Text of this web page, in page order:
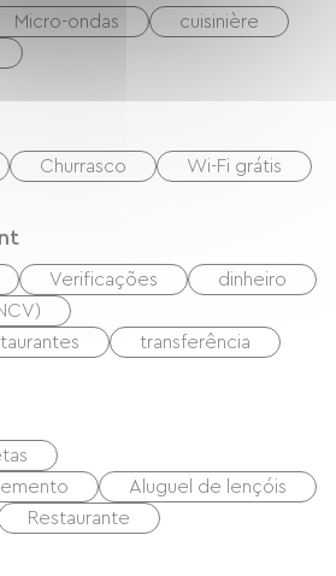
Micro-ondas
cuisinière
Churrasco Wi-Fi grátis
Verificações
dinheiro
transferência
Aluguel de lençóis
Restaurante